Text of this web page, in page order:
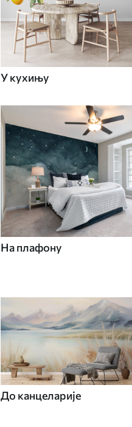
У кухињу
На плафону
До канцеларије